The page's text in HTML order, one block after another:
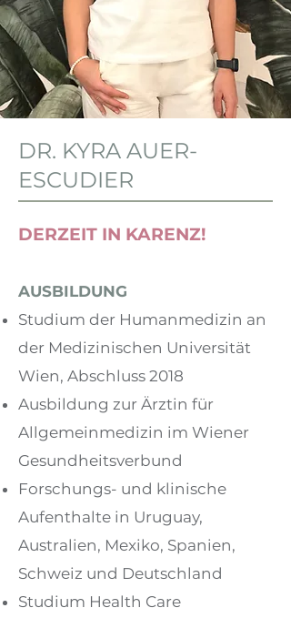
DR. KYRA AUER-
ESCUDIER
DERZEIT IN KARENZ!
AUSBILDUNG
Studium der Humanmedizin an
der Medizinischen Universität
Wien, Abschluss 2018
Ausbildung zur Ärztin für
Allgemeinmedizin im Wiener
Gesundheitsverbund
Forschungs- und klinische
Aufenthalte in Uruguay,
Australien, Mexiko, Spanien,
Schweiz und Deutschland
Studium Health Care